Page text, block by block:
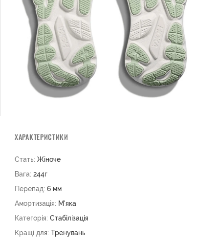
ХАРАКТЕРИСТИКИ
Стать: Жіноче
Вага: 244г
Перепад: 6 мм
Амортизація: М'яка
Категорія: Стабілізація
Кращі для: Тренувань